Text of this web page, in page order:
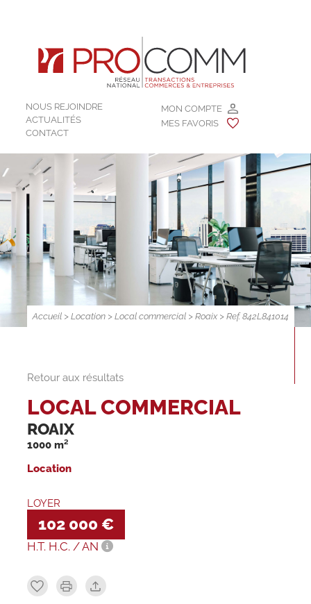
MON COMPTE
MES FAVORIS
NOUS REJOINDRE
ACTUALITÉS
CONTACT
Accueil >Location >Local commercial >Roaix> Ref. 842L841014
Retour aux résultats
LOCAL COMMERCIAL
ROAIX
1000 m²
Location
LOYER
102 000 €
H.T. H.C. / AN